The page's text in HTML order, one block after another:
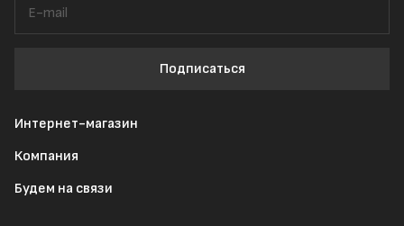
Подписаться
Интернет-магазин
Компания
Будем на связи